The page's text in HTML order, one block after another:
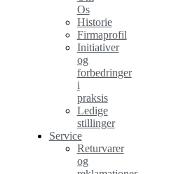
Os
Historie
Firmaprofil
Initiativer
og
forbedringer
i
praksis
Ledige
stillinger
Service
Returvarer
og